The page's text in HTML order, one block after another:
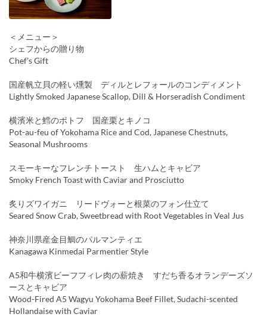
＜メニュー＞
シェフからの贈り物
Chef's Gift
国産帆立貝の軽い燻製 ディルとレフォールのコンディメント
Lightly Smoked Japanese Scallop, Dill & Horseradish Condiment
横濱米と鱈のポトフ 国産栗とキノコ
Pot-au-feu of Yokohama Rice and Cod, Japanese Chestnuts,
Seasonal Mushrooms
スモーキーなフレンチトースト 生ハムとキャビア
Smoky French Toast with Caviar and Prosciutto
炙りズワイガニ リードヴォーと根菜のフォン仕立て
Seared Snow Crab, Sweetbread with Root Vegetables in Veal Jus
神奈川県産金目鯛のパルマンティエ
Kanagawa Kinmedai Parmentier Style
A5和牛横濱ビーフフィレ肉の薪焼き すだち香るオランデーズソ
ースとキャビア
Wood-Fired A5 Wagyu Yokohama Beef Fillet, Sudachi-scented
Hollandaise with Caviar